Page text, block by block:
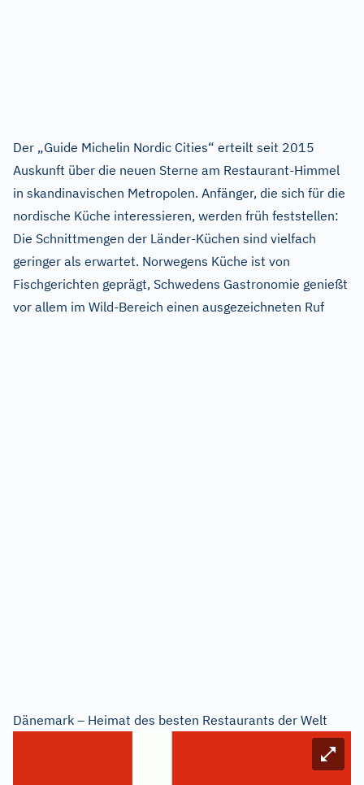
Der „Guide Michelin Nordic Cities“ erteilt seit 2015
Auskunft über die neuen Sterne am Restaurant-Himmel
in skandinavischen Metropolen. Anfänger, die sich für die
nordische Küche interessieren, werden früh feststellen:
Die Schnittmengen der Länder-Küchen sind vielfach
geringer als erwartet. Norwegens Küche ist von
Fischgerichten geprägt, Schwedens Gastronomie genießt
vor allem im Wild-Bereich einen ausgezeichneten Ruf
Dänemark – Heimat des besten Restaurants der Welt
Bild